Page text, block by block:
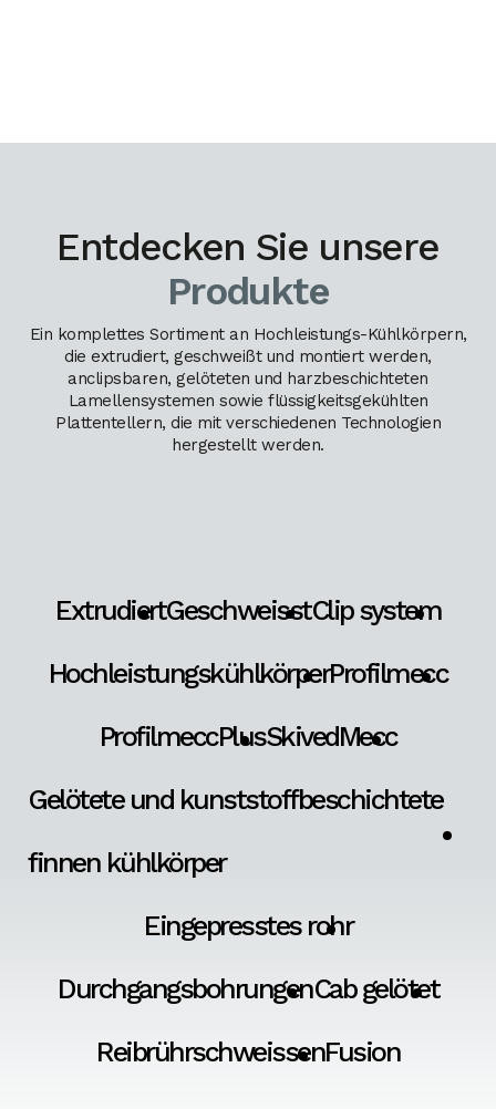
Entdecken Sie unsere
Produkte
Ein komplettes Sortiment an Hochleistungs-Kühlkörpern,
die extrudiert, geschweißt und montiert werden,
anclipsbaren, gelöteten und harzbeschichteten
Lamellensystemen sowie flüssigkeitsgekühlten
Plattentellern, die mit verschiedenen Technologien
hergestellt werden.
ExtrudiertGeschweisstClip system
HochleistungskühlkörperProfilmecc
ProfilmeccPlusSkivedMecc
Gelötete und kunststoffbeschichtete
finnen kühlkörper
Eingepresstes rohr
DurchgangsbohrungenCab gelötet
ReibrührschweissenFusion